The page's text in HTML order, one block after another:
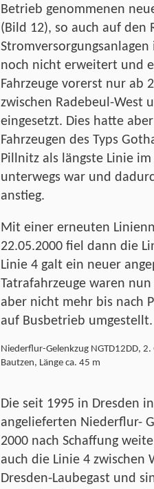
Betrieb genommenen
(Bild 12), so auch auf den
noch nicht erweitert und
Fahrzeuge vorerst nur ab
zwischen Radebeul-West
eingesetzt. Dies hatte
Fahrzeugen des Typs
Pillnitz als längste Linie
unterwegs war und
anstieg.
Mit einer erneuten
22.05.2000 fiel dann die
Linie 4 galt ein neuer
Tatrafahrzeuge waren
aber nicht mehr bis nach
auf Busbetrieb umgestellt.
Niederflur-Gelenkzug NGTD12DD,
Bautzen, Länge ca. 45 m
Die seit 1995 in Dresden
angelieferten Niederflur-
2000 nach Schaffung
auch die Linie 4 zwischen
Dresden-Laubegast und